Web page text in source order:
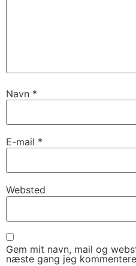
Navn *
E-mail *
Websted
Gem mit navn, mail og
næste gang jeg